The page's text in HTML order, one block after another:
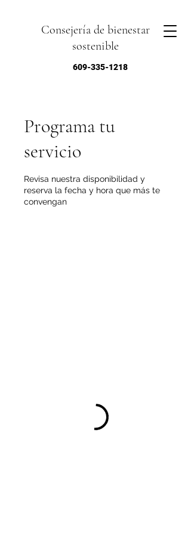
Consejería de bienestar
sostenible
609-335-1218
Programa tu
servicio
Revisa nuestra disponibilidad y
reserva la fecha y hora que más te
convengan